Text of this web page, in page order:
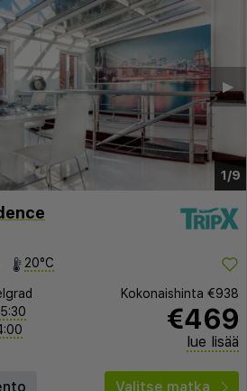
1/9
▶︎
20°C
Kokonaishinta €938
€469
lue lisää
Valitse matka